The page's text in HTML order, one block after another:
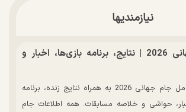
نیازمندیها
جدول جام جهانی 2026 | نتایج، برنامه بازی‌ها، اخبار و
مشاهده جدول کامل جام جهانی 2026 به همراه نتایج زنده، برنامه
حواشی و خلاصه مسابقات. همه اطلاعات جام